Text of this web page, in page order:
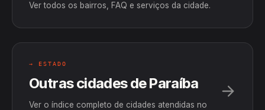
Ver todos os bairros, FAQ e serviços da cidade.
→ ESTADO
Outras cidades de Paraíba
Ver o índice completo de cidades atendidas no